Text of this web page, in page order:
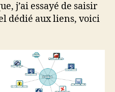
j’ai essayé de saisir
dédié aux liens, voici